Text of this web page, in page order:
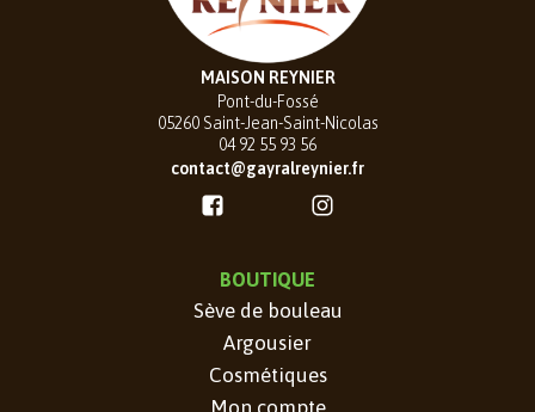
MAISON REYNIER
Pont-du-Fossé
05260 Saint-Jean-Saint-Nicolas
04 92 55 93 56
contact@gayralreynier.fr
BOUTIQUE
Sève de bouleau
Argousier
Cosmétiques
Mon compte